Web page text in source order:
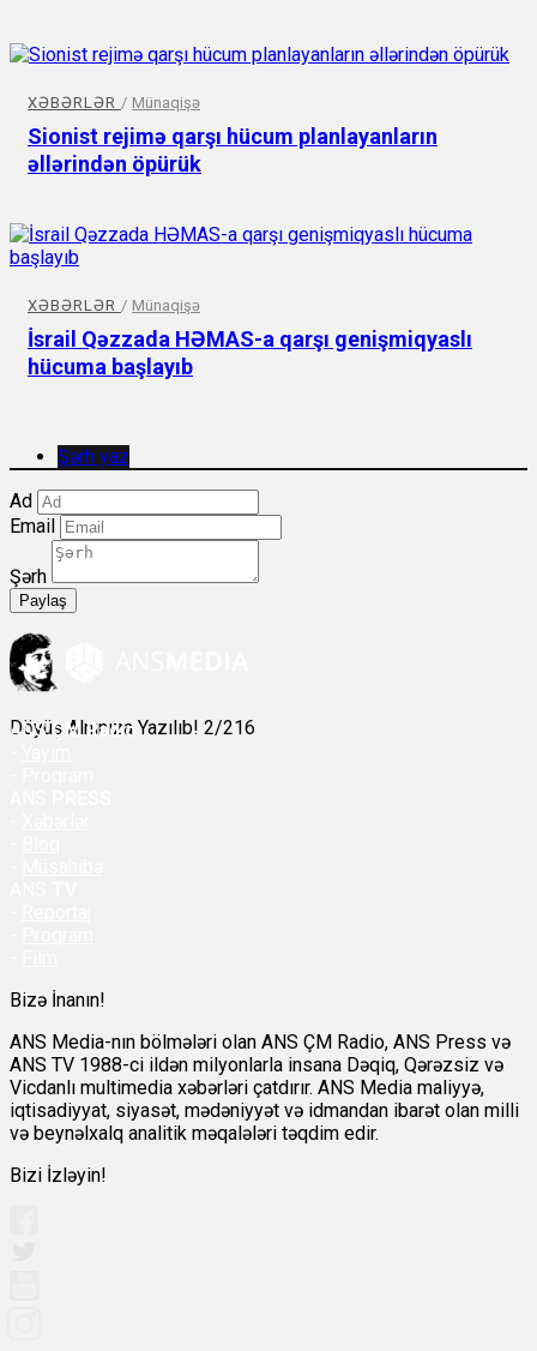
XƏBƏRLƏR / Münaqişə
Sionist rejimə qarşı hücum planlayanların
əllərindən öpürük
XƏBƏRLƏR / Münaqişə
İsrail Qəzzada HƏMAS-a qarşı genişmiqyaslı
hücuma başlayıb
Şərh yaz
Ad
Email
Şərh
Paylaş
Döyüş Alnınıza Yazılıb! 2/216
ANSÇM Radio
Bizə İnanın!
ANS Media-nın bölmələri olan ANS ÇM Radio, ANS Press və
ANS TV 1988-ci ildən milyonlarla insana Dəqiq, Qərəzsiz və
Vicdanlı multimedia xəbərləri çatdırır. ANS Media maliyyə,
iqtisadiyyat, siyasət, mədəniyyət və idmandan ibarət olan milli
və beynəlxalq analitik məqalələri təqdim edir.
Bizi İzləyin!